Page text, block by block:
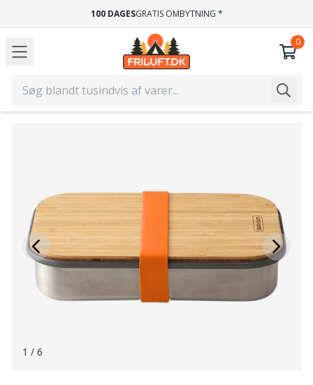
100 DAGESGRATIS OMBYTNING *
1 / 6